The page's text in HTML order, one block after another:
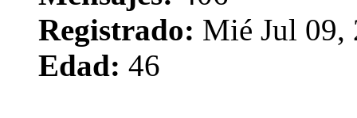
Registrado: Mié Jul 09,
Edad: 46